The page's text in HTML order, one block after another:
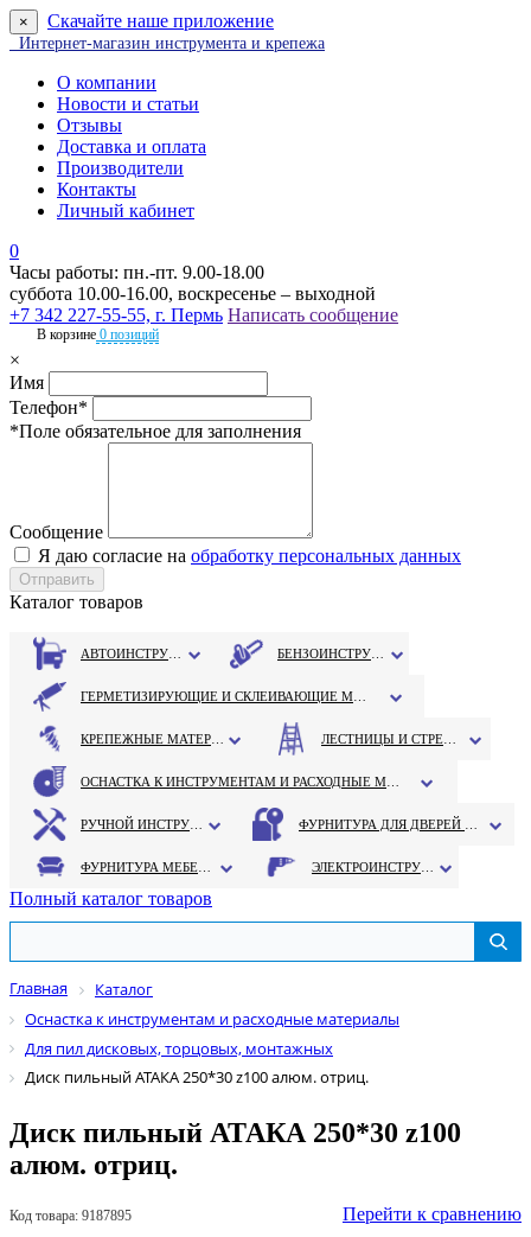
× Скачайте наше приложение
Интернет-магазин инструмента и крепежа
О компании
Новости и статьи
Отзывы
Доставка и оплата
Производители
Контакты
Личный кабинет
0
Часы работы: пн.-пт. 9.00-18.00
суббота 10.00-16.00, воскресенье – выходной
+7 342 227-55-55, г. Пермь Написать сообщение
В корзине 0 позиций
×
Имя
Телефон*
*Поле обязательное для заполнения
Сообщение
Я даю согласие на обработку персональных данных
Каталог товаров
Полный каталог товаров
Главная
Каталог
Оснастка к инструментам и расходные материалы
Для пил дисковых, торцовых, монтажных
Диск пильный АТАКА 250*30 z100 алюм. отриц.
Диск пильный АТАКА 250*30 z100
алюм. отриц.
Код товара: 9187895 Перейти к сравнению